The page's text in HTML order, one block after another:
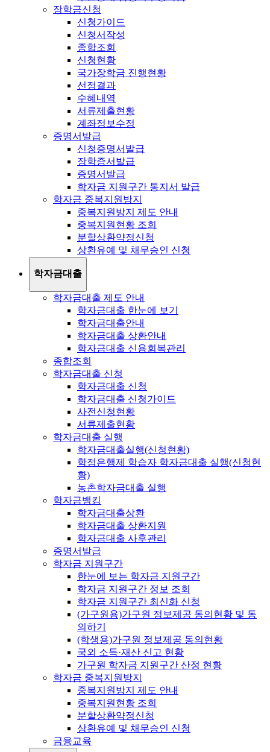
장학금신청
신청가이드
신청서작성
종합조회
신청현황
국가장학금 진행현황
선정결과
수혜내역
서류제출현황
계좌정보수정
증명서발급
신청증명서발급
장학증서발급
증명서발급
학자금 지원구간 통지서 발급
학자금 중복지원방지
중복지원방지 제도 안내
중복지원현황 조회
분할상환약정신청
상환유예 및 채무승인 신청
학자금대출
학자금대출 제도 안내
학자금대출 한눈에 보기
학자금대출안내
학자금대출 상환안내
학자금대출 신용회복관리
종합조회
학자금대출 신청
학자금대출 신청
학자금대출 신청가이드
사전신청현황
서류제출현황
학자금대출 실행
학자금대출실행(신청현황)
학점은행제 학습자 학자금대출 실행(신청현
황)
농촌학자금대출 실행
학자금뱅킹
학자금대출상환
학자금대출 상환지원
학자금대출 사후관리
증명서발급
학자금 지원구간
한눈에 보는 학자금 지원구간
학자금 지원구간 정보 조회
학자금 지원구간 최신화 신청
(가구원용)가구원 정보제공 동의현황 및 동
의하기
(학생용)가구원 정보제공 동의현황
국외 소득·재산 신고 현황
가구원 학자금 지원구간 산정 현황
학자금 중복지원방지
중복지원방지 제도 안내
중복지원현황 조회
분할상환약정신청
상환유예 및 채무승인 신청
금융교육